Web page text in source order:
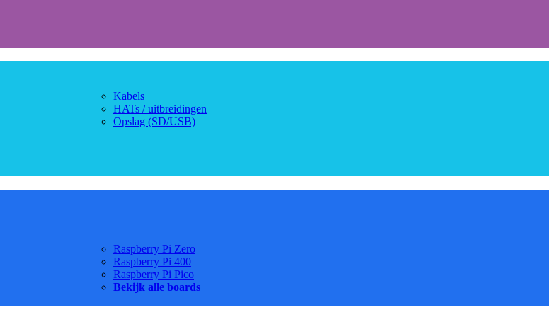
Kabels
HATs / uitbreidingen
Opslag (SD/USB)
Raspberry Pi Zero
Raspberry Pi 400
Raspberry Pi Pico
Bekijk alle boards